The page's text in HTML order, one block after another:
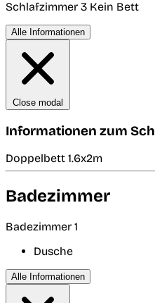
Schlafzimmer 3 Kein Bett
Alle Informationen
Close modal
Informationen zum
Doppelbett 1.6x2m
Badezimmer
Badezimmer 1
Dusche
Alle Informationen